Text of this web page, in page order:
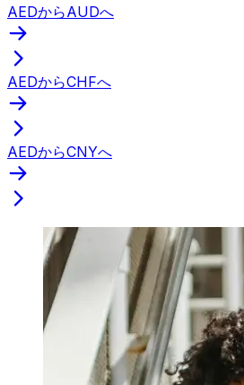
AEDからAUDへ
AEDからCHFへ
AEDからCNYへ